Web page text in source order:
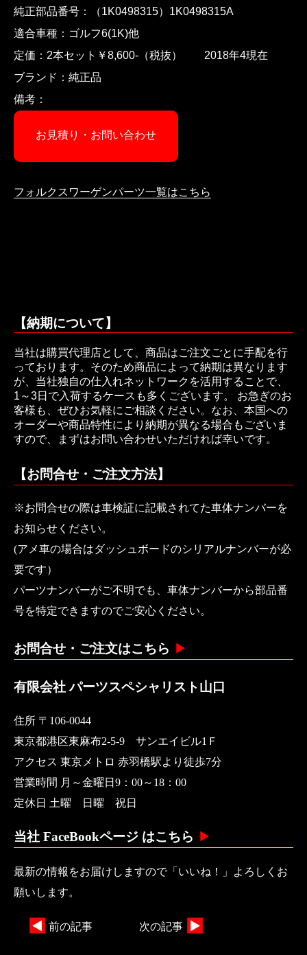
純正部品番号：（1K0498315）1K0498315A
適合車種：ゴルフ6(1K)他
定価：2本セット￥8,600-（税抜） 2018年4現在
ブランド：純正品
備考：
お見積り・お問い合わせ
フォルクスワーゲンパーツ一覧はこちら
【納期について】
当社は購買代理店として、商品はご注文ごとに手配を行
っております。そのため商品によって納期は異なります
が、当社独自の仕入れネットワークを活用することで、
1～3日で入荷するケースも多くございます。 お急ぎのお
客様も、ぜひお気軽にご相談ください。なお、本国への
オーダーや商品特性により納期が異なる場合もございま
すので、まずはお問い合わせいただければ幸いです。
【お問合せ・ご注文方法】
※お問合せの際は車検証に記載されてた車体ナンバーを
お知らせください。
(アメ車の場合はダッシュボードのシリアルナンバーが必
要です）
パーツナンバーがご不明でも、車体ナンバーから部品番
号を特定できますのでご安心ください。
お問合せ・ご注文はこちら
有限会社 パーツスペシャリスト山口
住所 〒106-0044
東京都港区東麻布2-5-9 サンエイビル1Ｆ
アクセス 東京メトロ 赤羽橋駅より徒歩7分
営業時間 月～金曜日9：00～18：00
定休日 土曜 日曜 祝日
当社 FaceBookページ はこちら
最新の情報をお届けしますので「いいね！」よろしくお
願いします。
前の記事 次の記事